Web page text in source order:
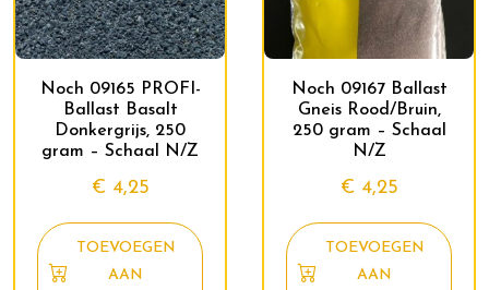
Noch 09165 PROFI-
Ballast Basalt
Donkergrijs, 250
gram – Schaal N/Z
€ 4,25
TOEVOEGEN
AAN
Noch 09167 Ballast
Gneis Rood/Bruin,
250 gram – Schaal
N/Z
€ 4,25
TOEVOEGEN
AAN